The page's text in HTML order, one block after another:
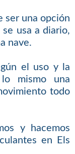
ser una opción
usa a diario,
nave.
el uso y la
mismo una
todo
y hacemos
en Els